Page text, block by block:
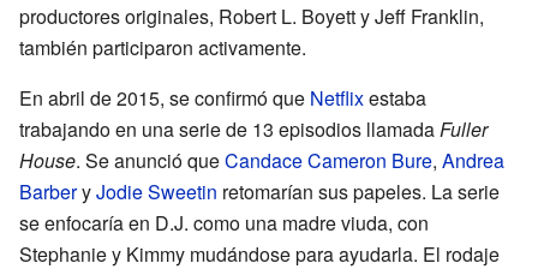
productores originales, Robert L. Boyett y Jeff Franklin,
también participaron activamente.
En abril de 2015, se confirmó que Netflixestaba
trabajando en una serie de 13 episodios llamadaFuller
House. Se anunció queCandace Cameron Bure, Andrea
BarberyJodie Sweetin retomarían sus papeles. La serie
se enfocaría en D.J. como una madre viuda, con
Stephanie y Kimmy mudándose para ayudarla. El rodaje